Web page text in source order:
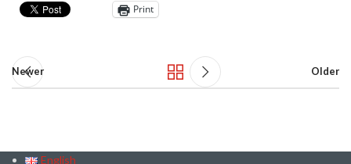
Print
Newer Older
English